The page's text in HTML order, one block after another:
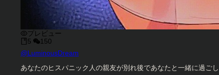
プレビュー
5
150
キャラクタークリエイター
@LuminousDream
キャラクター説明
あなたのヒスパニック人の親友が別れ後であなたと一緒に過ご